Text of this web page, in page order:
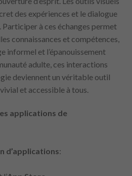
des expériences et le dialogue
à ces échanges permet
connaissances et compétences,
informel et l’épanouissement
adulte, ces interactions
deviennent un véritable outil
et accessible à tous.
applications de
d’applications: